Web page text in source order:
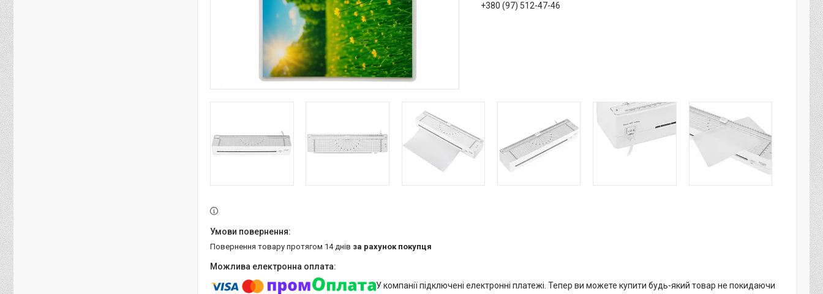
+380 (97) 512-47-46
повернення товару протягом 14 днів за рахунок покупця
У компанії підключені електронні платежі. Тепер ви можете купити будь-який товар не покидаючи